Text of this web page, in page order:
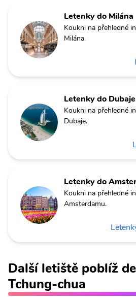
Letenky do Milána
Koukni na přehledné
Milána.
Letenky do Dubaje
Koukni na přehledné
Dubaje.
Letenky do
Koukni na přehledné
Amsterdamu.
Další letiště poblíž
Tchung-chua